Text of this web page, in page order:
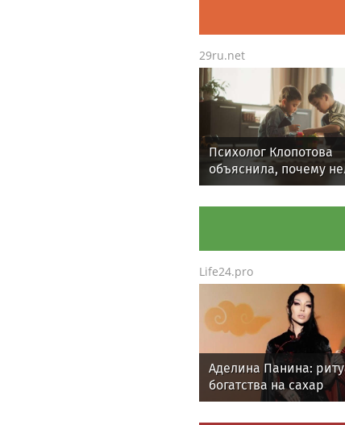
29ru.net
Психолог Клопотова
объяснила, почему
часто менять
ребенка
Life24.pro
Аделина Панина:
богатства на сахар